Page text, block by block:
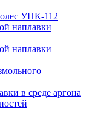
УНК-112
наплавки
наплавки
в среде аргона